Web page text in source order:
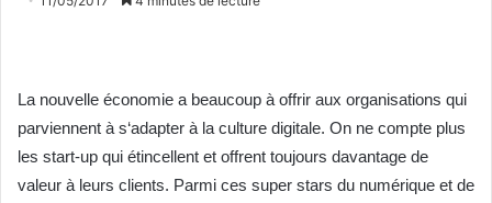
La nouvelle économie a beaucoup à offrir aux organisations qui
parviennent à s‘adapter à la culture digitale. On ne compte plus
les start-up qui étincellent et offrent toujours davantage de
valeur à leurs clients. Parmi ces super stars du numérique et de